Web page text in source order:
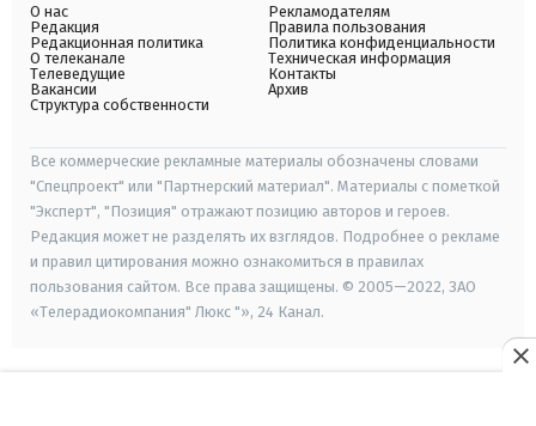
О нас
Редакция
Редакционная политика
О телеканале
Телеведущие
Вакансии
Структура собственности
Рекламодателям
Правила пользования
Политика конфиденциальности
Техническая информация
Контакты
Архив
Все коммерческие рекламные материалы обозначены словами
"Спецпроект" или "Партнерский материал". Материалы с пометкой
"Эксперт", "Позиция" отражают позицию авторов и героев.
Редакция может не разделять их взглядов. Подробнее о рекламе
и правил цитирования можно ознакомиться в правилах
пользования сайтом. Все права защищены. © 2005—2022, ЗАО
«Телерадиокомпания" Люкс "», 24 Канал.